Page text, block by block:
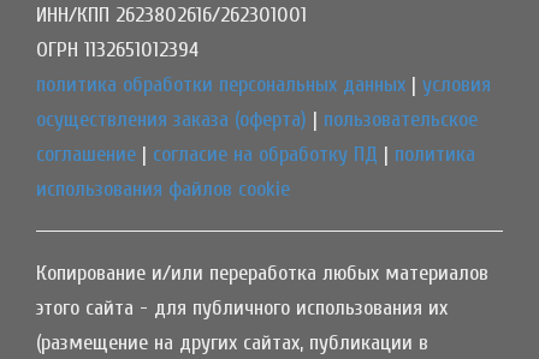
ИНН/КПП 2623802616/262301001
ОГРН 1132651012394
политика обработки персональных данных | условия
осуществления заказа (оферта) | пользовательское
соглашение | согласие на обработку ПД | политика
использования файлов cookie
Копирование и/или переработка любых материалов
этого сайта - для публичного использования их
(размещение на других сайтах, публикации в